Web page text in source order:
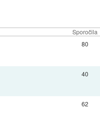
Sporočila
80
40
62